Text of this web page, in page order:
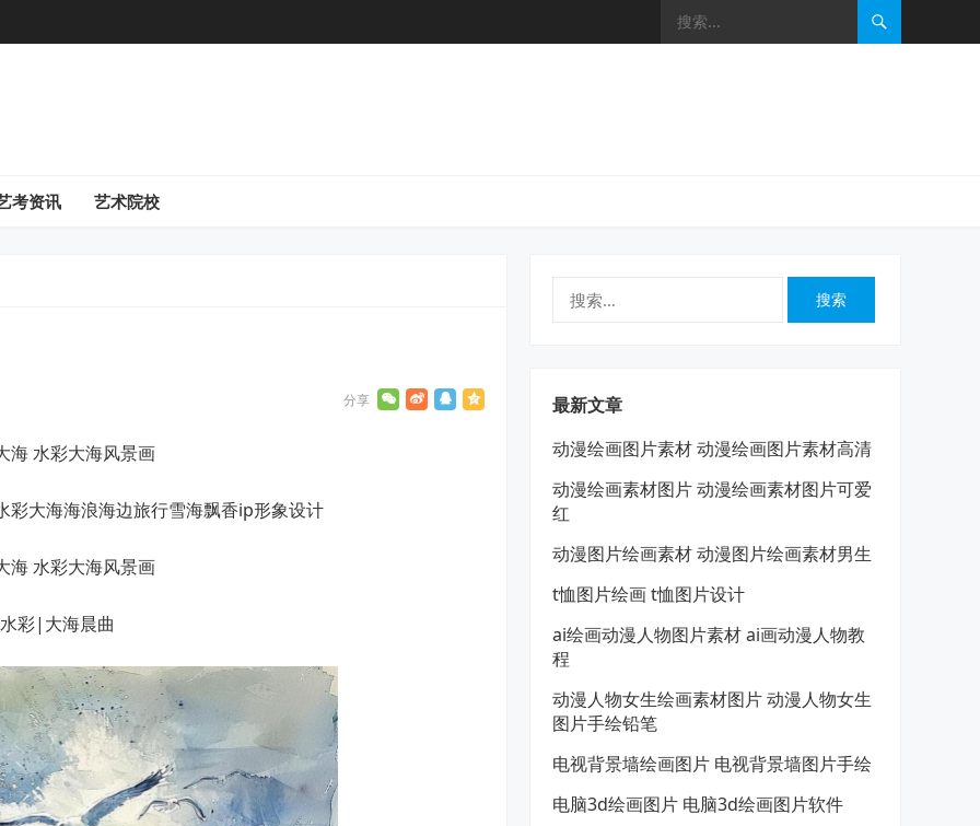
考资讯 艺术院校
彩大海海浪海边旅行雪海飘香ip形象设计
彩|大海晨曲
最新文章
动漫绘画图片素材 动漫绘画图片素材高清
动漫绘画素材图片 动漫绘画素材图片可爱
红
动漫图片绘画素材 动漫图片绘画素材男生
t恤图片绘画 t恤图片设计
ai绘画动漫人物图片素材 ai画动漫人物教
程
动漫人物女生绘画素材图片 动漫人物女生
图片手绘铅笔
电视背景墙绘画图片 电视背景墙图片手绘
电脑3d绘画图片 电脑3d绘画图片软件